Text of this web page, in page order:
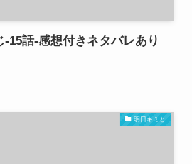
15話-感想付きネタバレあり
明日キミと